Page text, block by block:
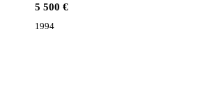
5 500 €
1994